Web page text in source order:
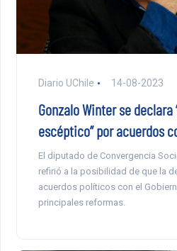
Diario UChile 14-08-2023
Gonzalo Winter se
escéptico” por acuerdos
El diputado de Convergencia
refirió a la posibilidad de que la
acuerdos políticos con el
principales reformas.